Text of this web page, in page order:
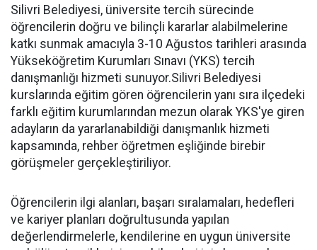
Silivri Belediyesi, üniversite tercih sürecinde
öğrencilerin doğru ve bilinçli kararlar alabilmelerine
katkı sunmak amacıyla 3-10 Ağustos tarihleri arasında
Yükseköğretim Kurumları Sınavı (YKS) tercih
danışmanlığı hizmeti sunuyor.Silivri Belediyesi
kurslarında eğitim gören öğrencilerin yanı sıra ilçedeki
farklı eğitim kurumlarından mezun olarak YKS'ye giren
adayların da yararlanabildiği danışmanlık hizmeti
kapsamında, rehber öğretmen eşliğinde birebir
görüşmeler gerçekleştiriliyor.
Öğrencilerin ilgi alanları, başarı sıralamaları, hedefleri
ve kariyer planları doğrultusunda yapılan
değerlendirmelerle, kendilerine en uygun üniversite